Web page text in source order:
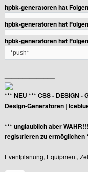
Profile anzeigen
hpbk-generatoren hat
hpbk-generatoren hat
hpbk-generatoren hat
*push*
*** NEU *** CSS - DESIGN -
Design-Generatoren |
*** unglaublich aber
registrieren zu ermöglichen
Eventplanung, Equipment,